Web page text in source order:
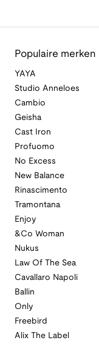
Populaire merken
YAYA
Studio Anneloes
Cambio
Geisha
Cast Iron
Profuomo
No Excess
New Balance
Rinascimento
Tramontana
Enjoy
&Co Woman
Nukus
Law Of The Sea
Cavallaro Napoli
Ballin
Only
Freebird
Alix The Label